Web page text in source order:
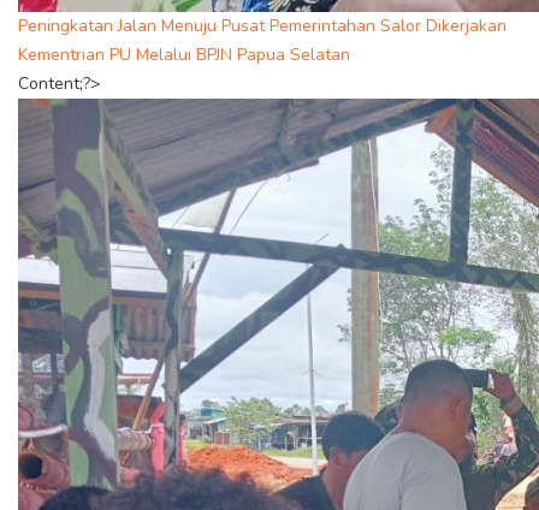
Peningkatan Jalan Menuju Pusat Pemerintahan Salor Dikerjakan
Kementrian PU Melalui BPJN Papua Selatan
Content;?>